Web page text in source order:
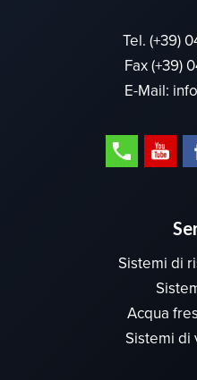
Tel.(+39)
Fax (+39)
E-Mail:
Sistemi di
Acqua
Sistemi di